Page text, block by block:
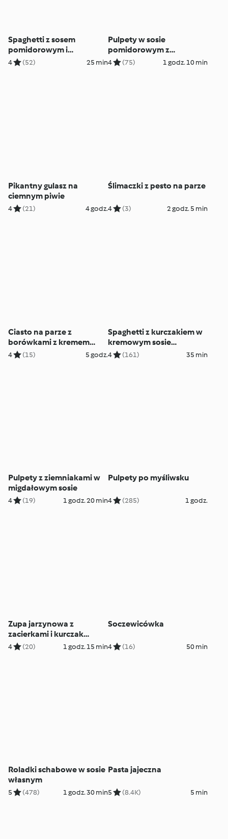
Spaghetti z sosem
pomidorowym i
pieczarkami
4 (52) 25 min
Pulpety w sosie
pomidorowym z
pieczarkami
4 (75) 1 godz. 10 min
Pikantny gulasz na
ciemnym piwie
4 (21) 4 godz.
Ślimaczki z pesto na parze
4 (3) 2 godz. 5 min
Ciasto na parze z
borówkami z kremem
cytrynowym
4 (15) 5 godz.
Spaghetti z kurczakiem w
kremowym sosie
brokułowym
4 (161) 35 min
Pulpety z ziemniakami w
migdałowym sosie
4 (19) 1 godz. 20 min
Pulpety po myśliwsku
4 (285) 1 godz.
Zupa jarzynowa z
zacierkami i kurczak
szarpany BBQ z
4 (20) 1 godz. 15 min
Soczewicówka
4 (16) 50 min
Roladki schabowe w sosie
własnym
5 (478) 1 godz. 30 min
Pasta jajeczna
5 (8.4K) 5 min